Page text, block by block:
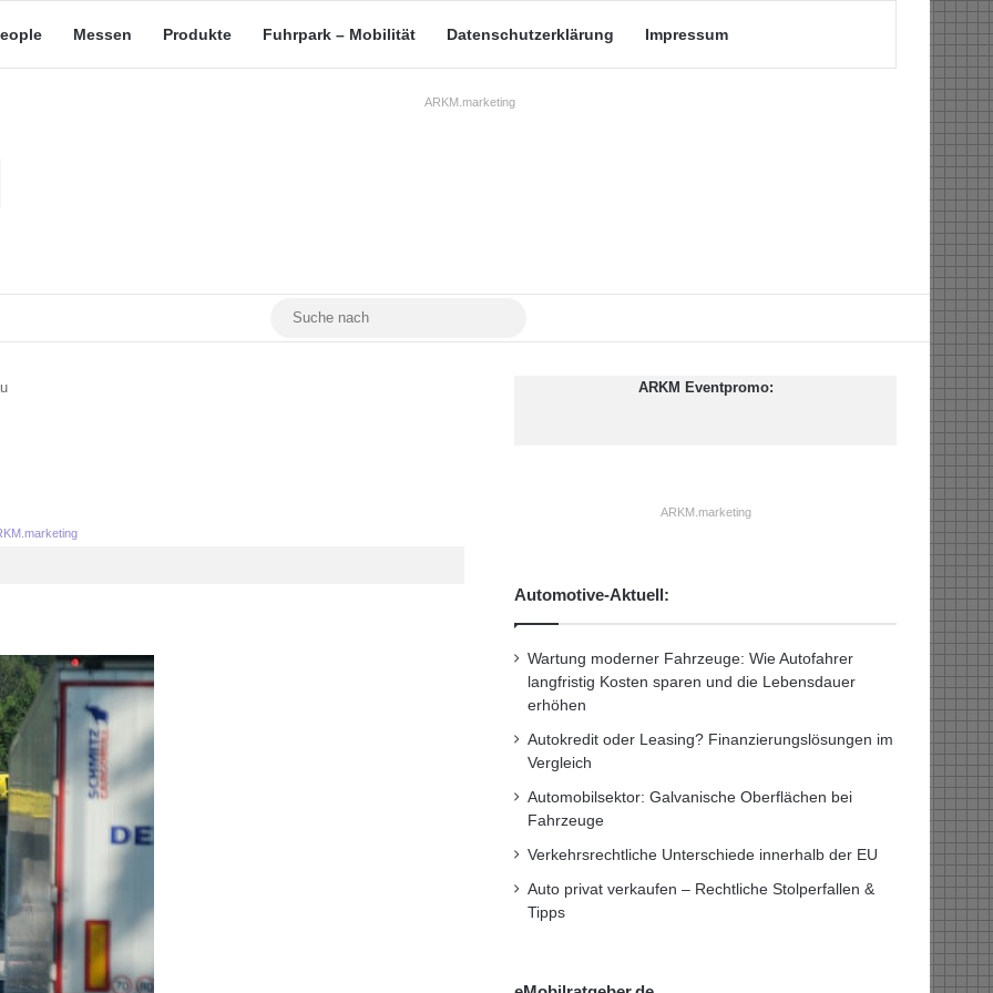
Messen Produkte Fuhrpark – Mobilität Datenschutzerklärung Impressum
ARKM.marketing
YouTubeMastodon
ARKM Eventpromo:
ARKM.marketing
Automotive-Aktuell:
Wartung moderner Fahrzeuge: Wie Autofahrer
langfristig Kosten sparen und die Lebensdauer
erhöhen
Autokredit oder Leasing? Finanzierungslösungen im
Vergleich
Automobilsektor: Galvanische Oberflächen bei
Fahrzeuge
Verkehrsrechtliche Unterschiede innerhalb der EU
Auto privat verkaufen – Rechtliche Stolperfallen &
Tipps